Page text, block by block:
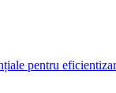
pentru